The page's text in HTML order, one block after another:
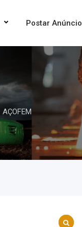
Postar Anúncio
AÇOFEM